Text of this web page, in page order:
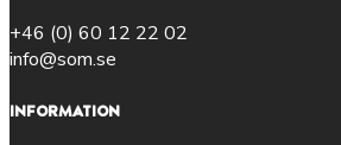
+46 (0) 60 12 22 02
info@som.se
INFORMATION